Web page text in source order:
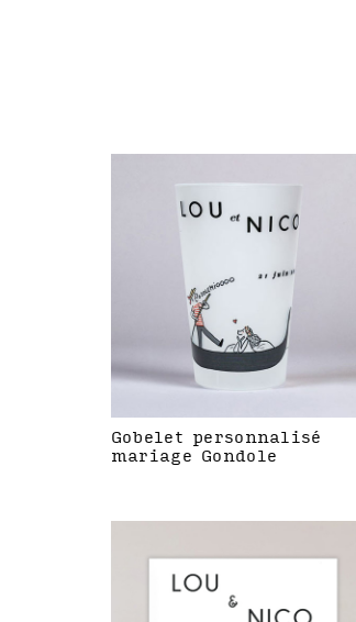
Gobelet personnalisé
mariage Gondole